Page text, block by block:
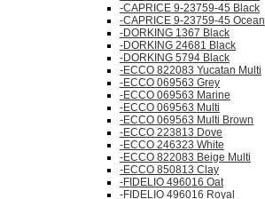
-CAPRICE 9-23759-45 Black
-CAPRICE 9-23759-45 Ocean
-DORKING 1367 Black
-DORKING 24681 Black
-DORKING 5794 Black
-ECCO 822083 Yucatan Multi
-ECCO 069563 Grey
-ECCO 069563 Marine
-ECCO 069563 Multi
-ECCO 069563 Multi Brown
-ECCO 223813 Dove
-ECCO 246323 White
-ECCO 822083 Beige Multi
-ECCO 850813 Clay
-FIDELIO 496016 Oat
-FIDELIO 496016 Royal